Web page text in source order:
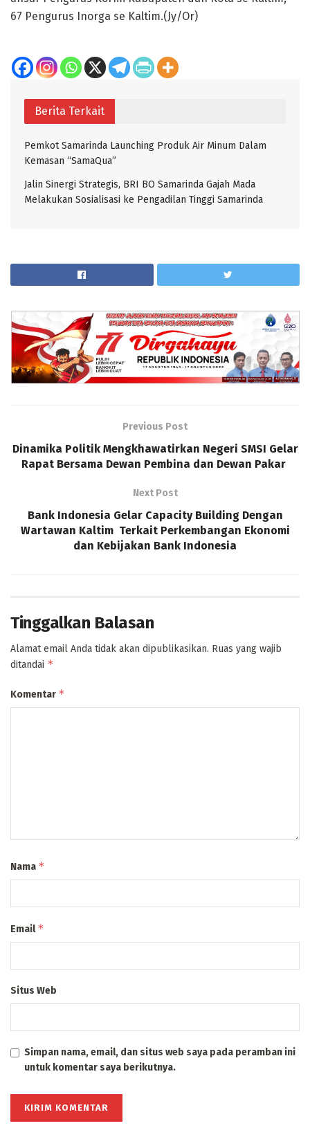
67 Pengurus Inorga se Kaltim.(Jy/Or)
Berita Terkait
Pemkot Samarinda Launching Produk Air Minum Dalam
Kemasan “SamaQua”
Jalin Sinergi Strategis, BRI BO Samarinda Gajah Mada
Melakukan Sosialisasi ke Pengadilan Tinggi Samarinda
Previous Post
Dinamika Politik Mengkhawatirkan Negeri SMSI Gelar
Rapat Bersama Dewan Pembina dan Dewan Pakar
Next Post
Bank Indonesia Gelar Capacity Building Dengan
Wartawan Kaltim Terkait Perkembangan Ekonomi
dan Kebijakan Bank Indonesia
Tinggalkan Balasan
Alamat email Anda tidak akan dipublikasikan. Ruas yang wajib
ditandai *
Komentar *
Nama *
Email*
Situs Web
Simpan nama, email, dan situs web saya pada peramban ini
untuk komentar saya berikutnya.